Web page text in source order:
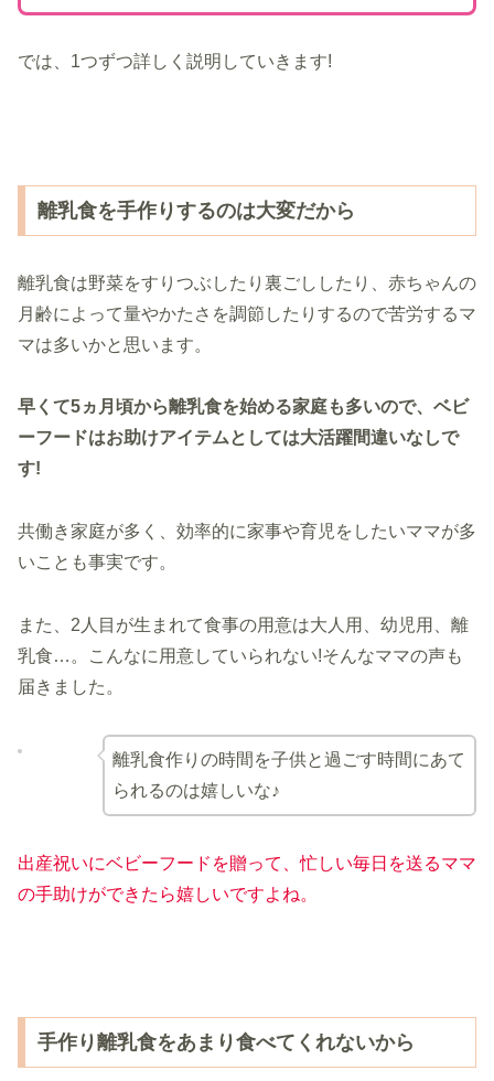
では、1つずつ詳しく説明していきます!
離乳食を手作りするのは大変だから
離乳食は野菜をすりつぶしたり裏ごししたり、赤ちゃんの
月齢によって量やかたさを調節したりするので苦労するマ
マは多いかと思います。
早くて5ヵ月頃から離乳食を始める家庭も多いので、ベビ
ーフードはお助けアイテムとしては大活躍間違いなしで
す!
共働き家庭が多く、効率的に家事や育児をしたいママが多
いことも事実です。
また、2人目が生まれて食事の用意は大人用、幼児用、離
乳食…。こんなに用意していられない!そんなママの声も
届きました。
離乳食作りの時間を子供と過ごす時間にあて
られるのは嬉しいな♪
出産祝いにベビーフードを贈って、忙しい毎日を送るママ
の手助けができたら嬉しいですよね。
手作り離乳食をあまり食べてくれないから